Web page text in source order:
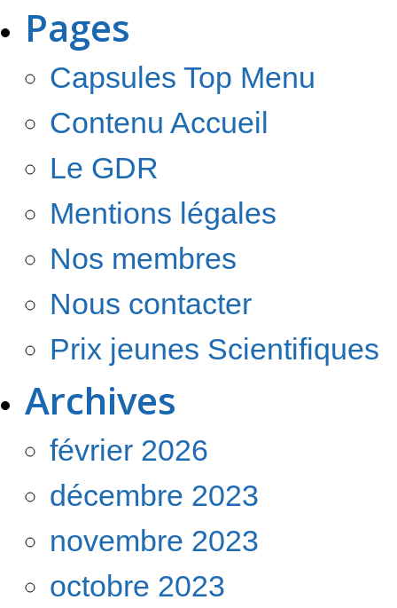
Pages
Capsules Top Menu
Contenu Accueil
Le GDR
Mentions légales
Nos membres
Nous contacter
Prix jeunes Scientifiques
Archives
février 2026
décembre 2023
novembre 2023
octobre 2023